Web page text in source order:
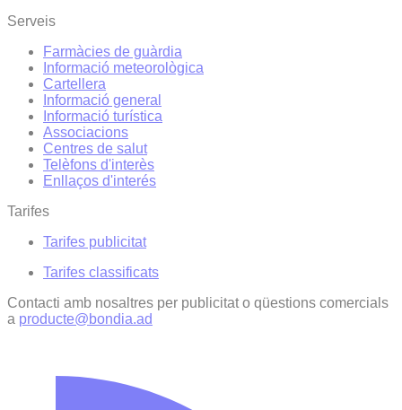
Serveis
Farmàcies de guàrdia
Informació meteorològica
Cartellera
Informació general
Informació turística
Associacions
Centres de salut
Telèfons d'interès
Enllaços d'interés
Tarifes
Tarifes publicitat
Tarifes classificats
Contacti amb nosaltres per publicitat o qüestions comercials
a producte@bondia.ad